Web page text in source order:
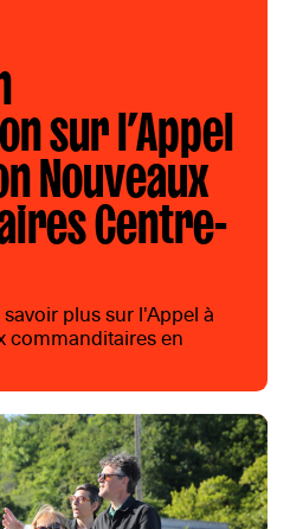
sur l’Appel
Nouveaux
Centre-
plus sur l'Appel à
commanditaires en